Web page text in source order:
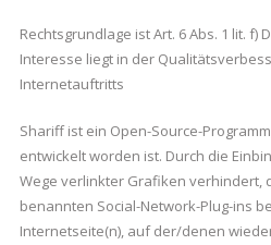
Rechtsgrundlage ist Art. 6 Abs. 1 lit. f)
Interesse liegt in der
Internetauftritts
Shariff ist ein Open-Source-
entwickelt worden ist. Durch die
Wege verlinkter Grafiken verhindert,
benannten Social-Network-Plug-ins
Internetseite(n), auf der/denen